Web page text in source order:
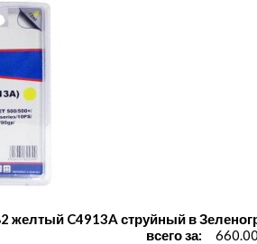
желтый C4913A струйный в
всего за: